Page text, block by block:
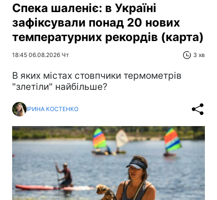
Спека шаленіє: в Україні
зафіксували понад 20 нових
температурних рекордів (карта)
18:45 06.08.2026 Чт 3 хв
В яких містах стовпчики термометрів
"злетіли" найбільше?
ІРИНА КОСТЕНКО